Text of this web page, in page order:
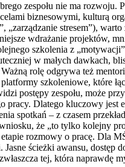
zespołu nie ma
biznesowymi, kulturą
„zarządzanie stresem”),
wdrażanie projektów,
szkolenia z
w małych dawkach,
rolę odgrywa też
szkoleniowe, które
postępy zespołu, może
pracy. Dlatego kluczowy jest
spotkań – z czasem
że „to tylko kolejny
rozmowy o pracę. Dla
ścieżki awansu, dostęp
tej, która naprawdę